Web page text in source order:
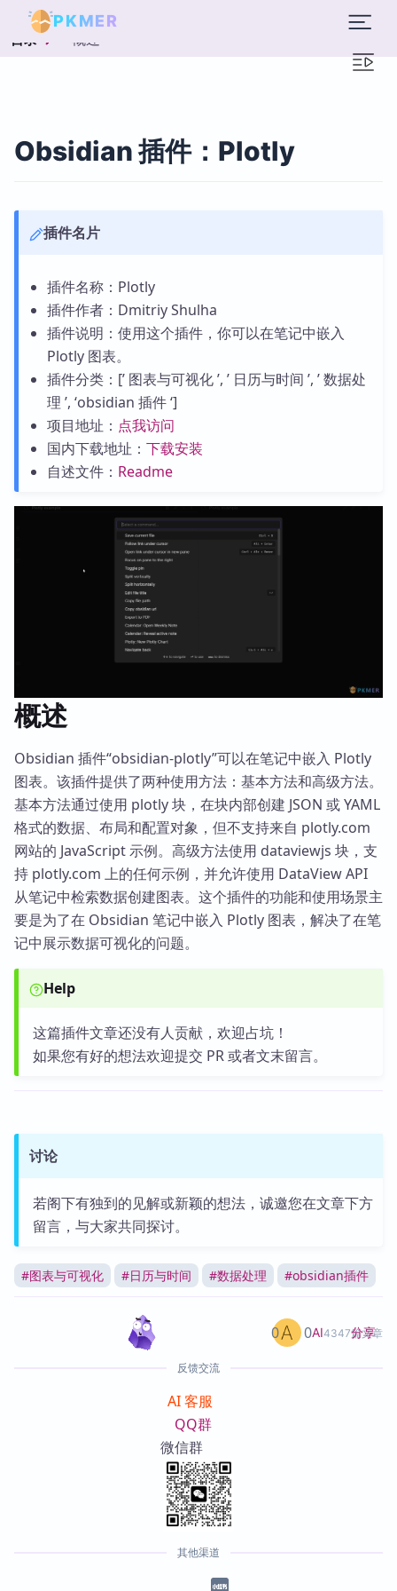
PKMER
目录 概述
Obsidian 插件：Plotly
插件名片
插件名称：Plotly
插件作者：Dmitriy Shulha
插件说明：使用这个插件，你可以在笔记中嵌入
Plotly 图表。
插件分类：[’ 图表与可视化 ’, ’ 日历与时间 ’, ’ 数据处
理 ’, ‘obsidian 插件 ‘]
项目地址： 点我访问
国内下载地址： 下载安装
自述文件： Readme
概述
Obsidian 插件“obsidian-plotly”可以在笔记中嵌入 Plotly
图表。该插件提供了两种使用方法：基本方法和高级方法。
基本方法通过使用 plotly 块，在块内部创建 JSON 或 YAML
格式的数据、布局和配置对象，但不支持来自 plotly.com
网站的 JavaScript 示例。高级方法使用 dataviewjs 块，支
持 plotly.com 上的任何示例，并允许使用 DataView API
从笔记中检索数据创建图表。这个插件的功能和使用场景主
要是为了在 Obsidian 笔记中嵌入 Plotly 图表，解决了在笔
记中展示数据可视化的问题。
Help
这篇插件文章还没有人贡献，欢迎占坑！
如果您有好的想法欢迎提交 PR 或者文末留言。
讨论
若阁下有独到的见解或新颖的想法，诚邀您在文章下方
留言，与大家共同探讨。
#图表与可视化 #日历与时间 #数据处理 #obsidian插件
AI4347篇文章
0 0 分享
反馈交流
AI 客服
QQ群
微信群
其他渠道